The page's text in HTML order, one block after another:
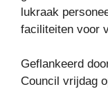
lukraak
faciliteiten voor
Geflankeerd
Council vrijdag